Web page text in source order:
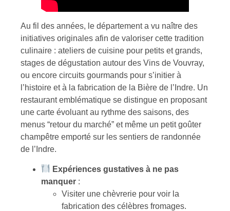
Au fil des années, le département a vu naître des
initiatives originales afin de valoriser cette tradition
culinaire : ateliers de cuisine pour petits et grands,
stages de dégustation autour des Vins de Vouvray,
ou encore circuits gourmands pour s’initier à
l’histoire et à la fabrication de la Bière de l’Indre. Un
restaurant emblématique se distingue en proposant
une carte évoluant au rythme des saisons, des
menus “retour du marché” et même un petit goûter
champêtre emporté sur les sentiers de randonnée
de l’Indre.
Expériences gustatives à ne pas
manquer :
Visiter une chèvrerie pour voir la
fabrication des célèbres fromages.